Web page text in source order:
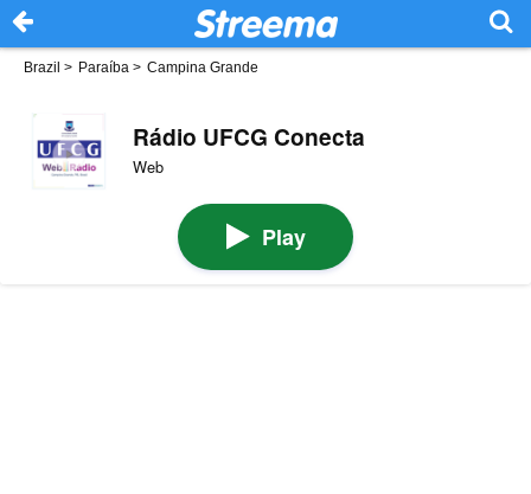
Brazil > Paraíba > Campina Grande
Rádio UFCG Conecta
Web
Play